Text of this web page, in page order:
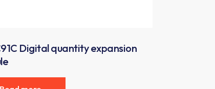
Digital quantity expansion